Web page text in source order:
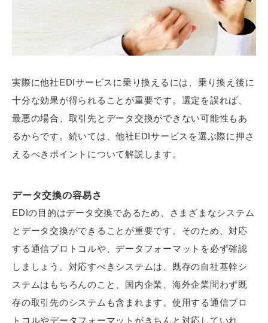
実際に他社EDIサービスに乗り換えるには、乗り換え後に
十分な効果が得られることが重要です。選定を誤れば、
最悪の場合、取引先とデータ交換ができない可能性もあ
るからです。続いては、他社EDIサービスを選ぶ際に押さ
えるべきポイントについて解説します。
データ交換の容易さ
EDIの目的はデータ交換であるため、さまざまなシステム
とデータ交換ができることが重要です。そのため、対応
する通信プロトコルや、データフォーマットを必ず確認
しましょう。対応すべきシステムは、既存の自社基幹シ
ステムはもちろんのこと、国内企業、海外企業問わず既
存の取引先のシステムも含まれます。使用する通信プロ
トコルやデータフォーマットがきちんと対応していれ